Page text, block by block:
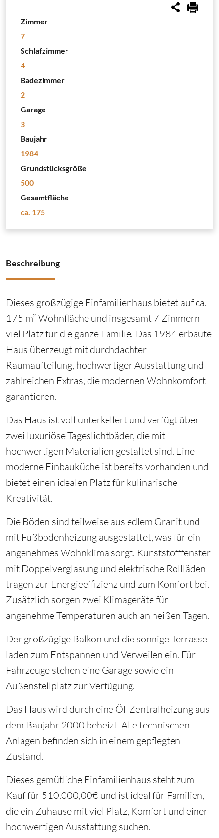
Zimmer
7
Schlafzimmer
4
Badezimmer
2
Garage
3
Baujahr
1984
Grundstücksgröße
500
Gesamtfläche
ca. 175
Beschreibung
Dieses großzügige Einfamilienhaus bietet auf ca.
175 m² Wohnfläche und insgesamt 7 Zimmern
viel Platz für die ganze Familie. Das 1984 erbaute
Haus überzeugt mit durchdachter
Raumaufteilung, hochwertiger Ausstattung und
zahlreichen Extras, die modernen Wohnkomfort
garantieren.
Das Haus ist voll unterkellert und verfügt über
zwei luxuriöse Tageslichtbäder, die mit
hochwertigen Materialien gestaltet sind. Eine
moderne Einbauküche ist bereits vorhanden und
bietet einen idealen Platz für kulinarische
Kreativität.
Die Böden sind teilweise aus edlem Granit und
mit Fußbodenheizung ausgestattet, was für ein
angenehmes Wohnklima sorgt. Kunststofffenster
mit Doppelverglasung und elektrische Rollläden
tragen zur Energieeffizienz und zum Komfort bei.
Zusätzlich sorgen zwei Klimageräte für
angenehme Temperaturen auch an heißen Tagen.
Der großzügige Balkon und die sonnige Terrasse
laden zum Entspannen und Verweilen ein. Für
Fahrzeuge stehen eine Garage sowie ein
Außenstellplatz zur Verfügung.
Das Haus wird durch eine Öl-Zentralheizung aus
dem Baujahr 2000 beheizt. Alle technischen
Anlagen befinden sich in einem gepflegten
Zustand.
Dieses gemütliche Einfamilienhaus steht zum
Kauf für 510.000,00€ und ist ideal für Familien,
die ein Zuhause mit viel Platz, Komfort und einer
hochwertigen Ausstattung suchen.